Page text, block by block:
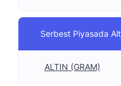
Serbest Piyasada
ALTIN (GRAM)